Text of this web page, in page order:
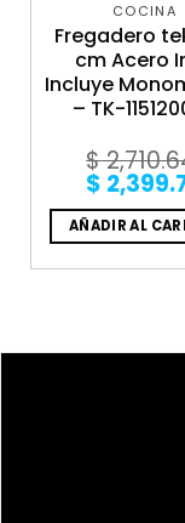
COCINA
Fregadero
cm Acero
Incluye
– TK-
$
Original
price
was:
$
$
AÑADIR AL